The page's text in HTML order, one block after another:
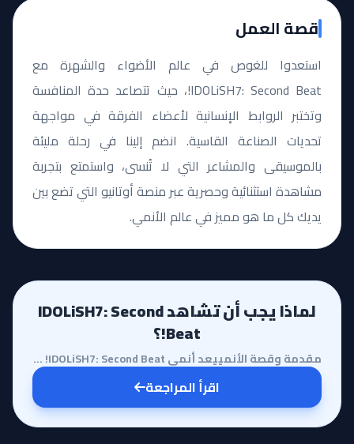
قصة العمل
استعدوا للغوص في عالم الأضواء والشهرة مع
IDOLiSH7: Second Beat!، حيث تتصاعد حدة المنافسة
وتختبر الروابط الإنسانية لأعضاء الفرقة في مواجهة
تحديات الصناعة القاسية. انضم إلينا في رحلة مليئة
بالموسيقى والمشاعر التي لا تُنسى، واستمتع بتجربة
مشاهدة استثنائية وحصرية عبر منصة أوتانيو التي تضع بين
يديك كل ما هو مميز في عالم الأنمي.
لماذا يجب أن تشاهد IDOLiSH7: Second
Beat!؟
مقدمة وقصة الأنمييعد أنمي IDOLiSH7: Second Beat! استكمالاً ملحمياً لرحلة صعود فرقة الأيدولز الصاعدة ...
اقرأ المراجعة